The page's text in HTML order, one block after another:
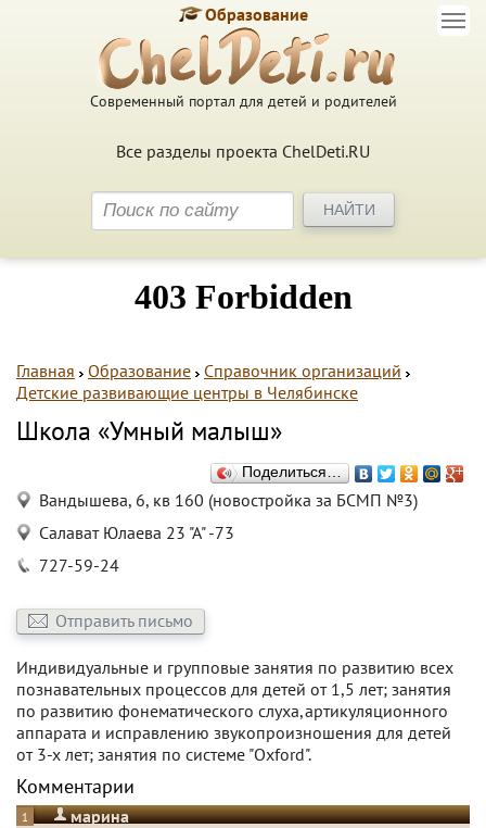
Современный портал для детей и родителей
Все разделы проекта ChelDeti.RU
Образование
Главная Образование
Справочник организаций
Детские развивающие центры в Челябинске
Школа «Умный малыш»
Поделиться…
Вандышева, 6, кв 160 (новостройка за БСМП №3)
Салават Юлаева 23 "А" -73
727-59-24
Отправить письмо
Индивидуальные и групповые занятия по развитию всех
познавательных процессов для детей от 1,5 лет; занятия
по развитию фонематического слуха,артикуляционного
аппарата и исправлению звукопроизношения для детей
от 3-х лет; занятия по системе "Oxford".
Комментарии
1
марина